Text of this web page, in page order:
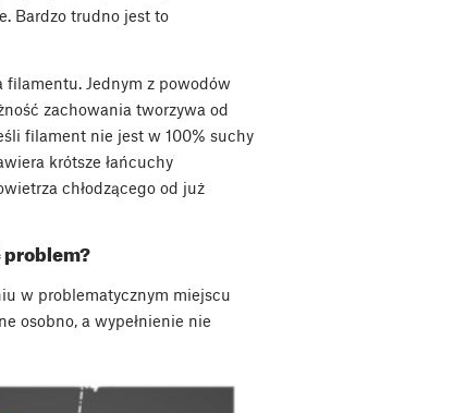
Bardzo trudno jest to
Jednym z powodów
zachowania tworzywa od
filament nie jest w 100% suchy
krótsze łańcuchy
chłodzącego od już
problem?
w problematycznym miejscu
osobno, a wypełnienie nie